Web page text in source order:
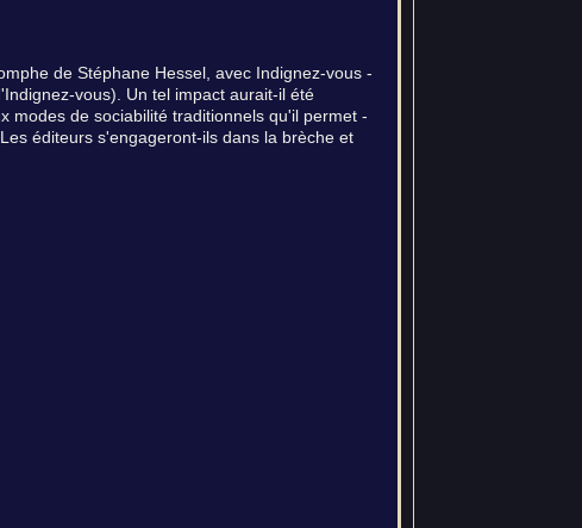
de Stéphane Hessel, avec Indignez-vous -
vous). Un tel impact aurait-il été
modes de sociabilité traditionnels qu'il permet -
éditeurs s'engageront-ils dans la brèche et